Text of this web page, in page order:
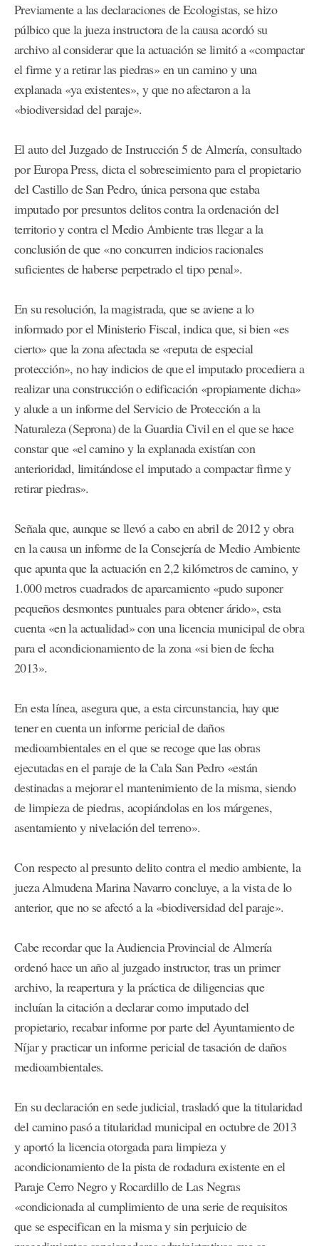
Previamente a las declaraciones de Ecologistas, se hizo
púlbico que la jueza instructora de la causa acordó su
archivo al considerar que la actuación se limitó a «compactar
el firme y a retirar las piedras» en un camino y una
explanada «ya existentes», y que no afectaron a la
«biodiversidad del paraje».
El auto del Juzgado de Instrucción 5 de Almería, consultado
por Europa Press, dicta el sobreseimiento para el propietario
del Castillo de San Pedro, única persona que estaba
imputado por presuntos delitos contra la ordenación del
territorio y contra el Medio Ambiente tras llegar a la
conclusión de que «no concurren indicios racionales
suficientes de haberse perpetrado el tipo penal».
En su resolución, la magistrada, que se aviene a lo
informado por el Ministerio Fiscal, indica que, si bien «es
cierto» que la zona afectada se «reputa de especial
protección», no hay indicios de que el imputado procediera a
realizar una construcción o edificación «propiamente dicha»
y alude a un informe del Servicio de Protección a la
Naturaleza (Seprona) de la Guardia Civil en el que se hace
constar que «el camino y la explanada existían con
anterioridad, limitándose el imputado a compactar firme y
retirar piedras».
Señala que, aunque se llevó a cabo en abril de 2012 y obra
en la causa un informe de la Consejería de Medio Ambiente
que apunta que la actuación en 2,2 kilómetros de camino, y
1.000 metros cuadrados de aparcamiento «pudo suponer
pequeños desmontes puntuales para obtener árido», esta
cuenta «en la actualidad» con una licencia municipal de obra
para el acondicionamiento de la zona «si bien de fecha
2013».
En esta línea, asegura que, a esta circunstancia, hay que
tener en cuenta un informe pericial de daños
medioambientales en el que se recoge que las obras
ejecutadas en el paraje de la Cala San Pedro «están
destinadas a mejorar el mantenimiento de la misma, siendo
de limpieza de piedras, acopiándolas en los márgenes,
asentamiento y nivelación del terreno».
Con respecto al presunto delito contra el medio ambiente, la
jueza Almudena Marina Navarro concluye, a la vista de lo
anterior, que no se afectó a la «biodiversidad del paraje».
Cabe recordar que la Audiencia Provincial de Almería
ordenó hace un año al juzgado instructor, tras un primer
archivo, la reapertura y la práctica de diligencias que
incluían la citación a declarar como imputado del
propietario, recabar informe por parte del Ayuntamiento de
Níjar y practicar un informe pericial de tasación de daños
medioambientales.
En su declaración en sede judicial, trasladó que la titularidad
del camino pasó a titularidad municipal en octubre de 2013
y aportó la licencia otorgada para limpieza y
acondicionamiento de la pista de rodadura existente en el
Paraje Cerro Negro y Rocardillo de Las Negras
«condicionada al cumplimiento de una serie de requisitos
que se especifican en la misma y sin perjuicio de